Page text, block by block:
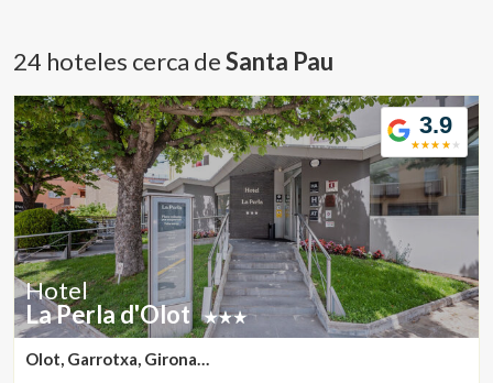
24 hoteles cerca deSanta Pau
3.9
Hotel
La Perla d'Olot
Olot, Garrotxa, Girona